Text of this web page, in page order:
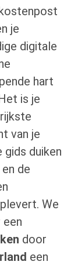
je
digitale
hart
is je
van je
gids duiken
de
We
door
een